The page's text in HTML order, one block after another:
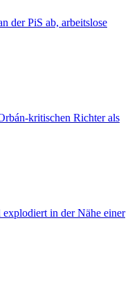
der PiS ab, arbeitslose
kritischen Richter als
in der Nähe einer